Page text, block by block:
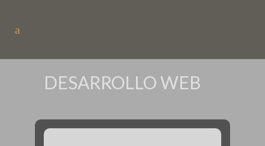
DESARROLLO WEB